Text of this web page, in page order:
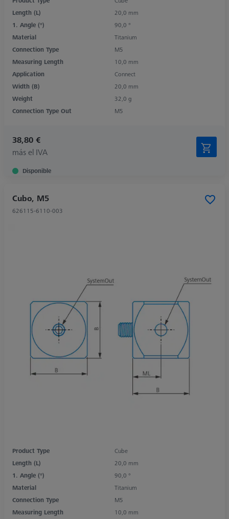
Length (L)
20,0 mm
1. Angle (°)
90,0 °
Material
Titanium
Connection Type
M5
Measuring Length
10,0 mm
Application
Connect
Width (B)
20,0 mm
Weight
32,0 g
Connection Type Out
M5
38,80 €
más el IVA
Disponible
Cubo, M5
626115-6110-003
Product Type
Cube
Length (L)
20,0 mm
1. Angle (°)
90,0 °
Material
Titanium
Connection Type
M5
Measuring Length
10,0 mm